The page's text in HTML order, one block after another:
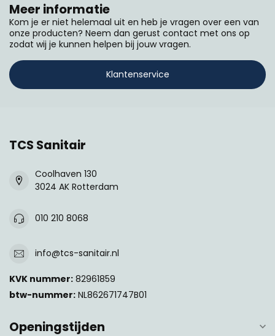
Meer informatie
Kom je er niet helemaal uit en heb je vragen over een van
onze producten? Neem dan gerust contact met ons op
zodat wij je kunnen helpen bij jouw vragen.
Klantenservice
TCS Sanitair
Coolhaven 130
3024 AK Rotterdam
010 210 8068
info@tcs-sanitair.nl
KVK nummer: 82961859
btw-nummer: NL862671747B01
Openingstijden